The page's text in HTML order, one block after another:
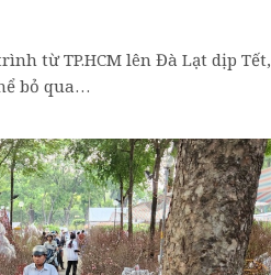
từ TP.HCM lên Đà Lạt dịp Tết,
bỏ qua…